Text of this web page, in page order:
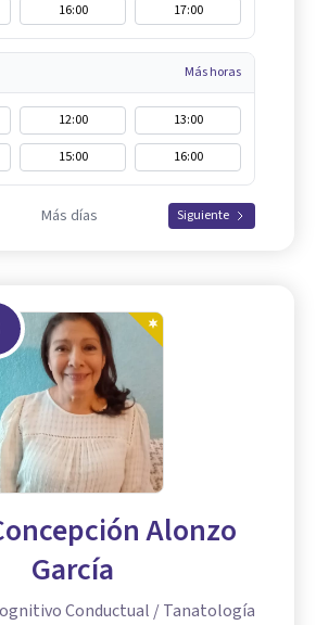
16:00 17:00
Más horas
12:00
13:00
15:00 16:00
Más días Siguiente
Alonzo
García
Conductual / Tanatología